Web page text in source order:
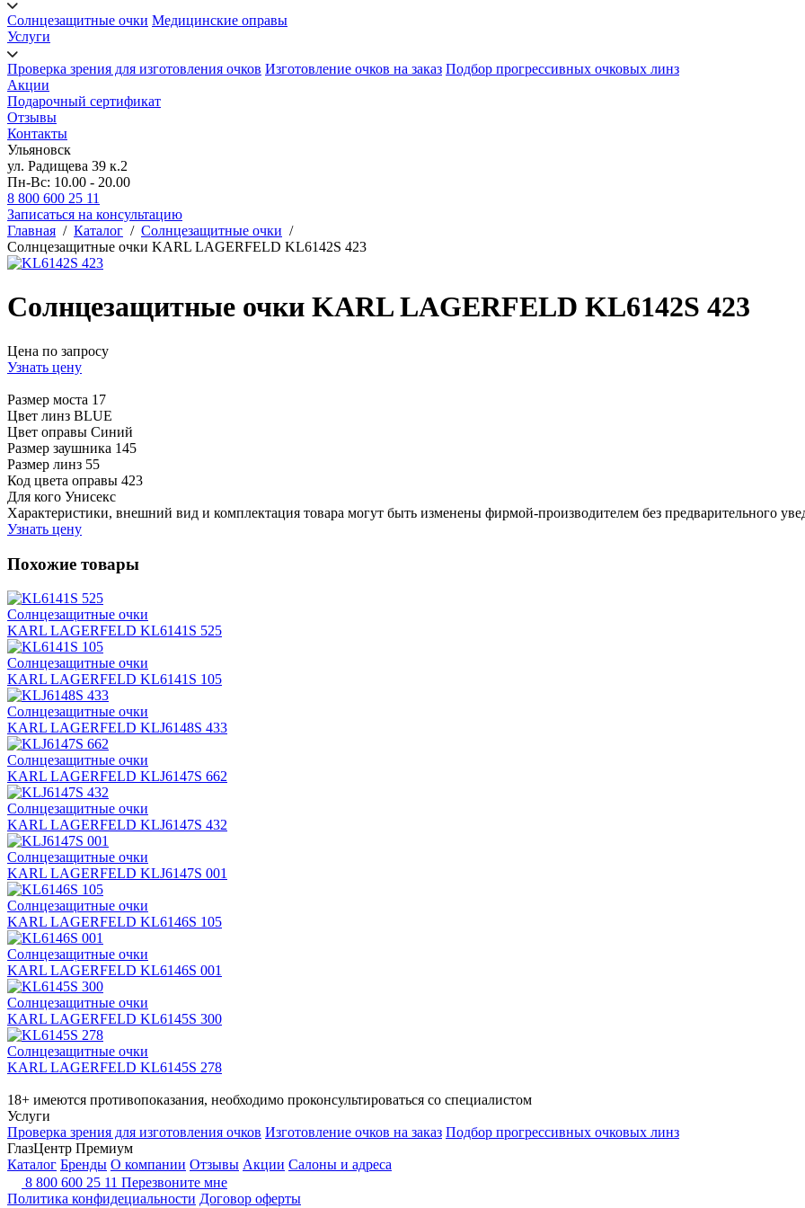
Солнцезащитные очки Медицинские оправы
Услуги
Проверка зрения для изготовления очков Изготовление очков на заказ Подбор прогрессивных очковых линз
Акции
Подарочный сертификат
Отзывы
Контакты
Ульяновск
ул. Радищева 39 к.2
Пн-Вс: 10.00 - 20.00
8 800 600 25 11
Записаться на консультацию
Главная / Каталог / Солнцезащитные очки /
Солнцезащитные очки KARL LAGERFELD KL6142S 423
Солнцезащитные очки KARL LAGERFELD KL6142S 423
Цена по запросу
Узнать цену
Размер моста 17
Цвет линз BLUE
Цвет оправы Синий
Размер заушника 145
Размер линз 55
Код цвета оправы 423
Для кого Унисекс
Характеристики, внешний вид и комплектация товара могут быть изменены фирмой-производителем без предварительного
Узнать цену
Похожие товары
Солнцезащитные очки
KARL LAGERFELD KL6141S 525
Солнцезащитные очки
KARL LAGERFELD KL6141S 105
Солнцезащитные очки
KARL LAGERFELD KLJ6148S 433
Солнцезащитные очки
KARL LAGERFELD KLJ6147S 662
Солнцезащитные очки
KARL LAGERFELD KLJ6147S 432
Солнцезащитные очки
KARL LAGERFELD KLJ6147S 001
Солнцезащитные очки
KARL LAGERFELD KL6146S 105
Солнцезащитные очки
KARL LAGERFELD KL6146S 001
Солнцезащитные очки
KARL LAGERFELD KL6145S 300
Солнцезащитные очки
KARL LAGERFELD KL6145S 278
18+ имеются противопоказания, необходимо проконсультироваться со специалистом
Услуги
Проверка зрения для изготовления очков Изготовление очков на заказ Подбор прогрессивных очковых линз
ГлазЦентр Премиум
Каталог Бренды О компании Отзывы Акции Салоны и адреса
8 800 600 25 11 Перезвоните мне
Политика конфидециальности Договор оферты